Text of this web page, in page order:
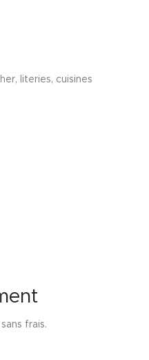
literies, cuisines
frais.